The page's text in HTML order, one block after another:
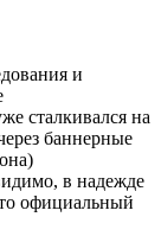
и
сталкивался на
баннерные
в надежде
официальный